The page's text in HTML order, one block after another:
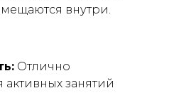
внутри.
Отлично
активных занятий